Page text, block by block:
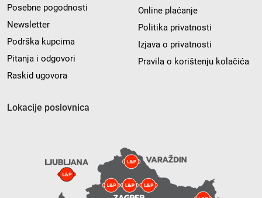
Posebne pogodnosti
Newsletter
Podrška kupcima
Pitanja i odgovori
Raskid ugovora
Online plaćanje
Politika privatnosti
Izjava o privatnosti
Pravila o korištenju kolačića
Lokacije poslovnica